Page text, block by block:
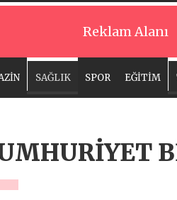
Reklam Alanı
SAĞLIK SPOR EĞİTİM